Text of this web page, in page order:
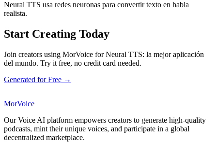
Neural TTS usa redes neuronas para convertir texto en habla
realista.
Start Creating Today
Join creators using MorVoice for Neural TTS: la mejor aplicación
del mundo. Try it free, no credit card needed.
Generated for Free →
MorVoice
Our Voice AI platform empowers creators to generate high-quality
podcasts, mint their unique voices, and participate in a global
decentralized marketplace.